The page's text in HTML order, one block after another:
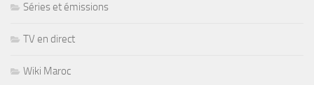
Séries et émissions
TV en direct
Wiki Maroc